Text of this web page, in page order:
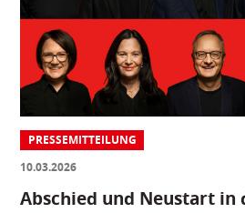
PRESSEMITTEILUNG
10.03.2026
Abschied und Neustart in